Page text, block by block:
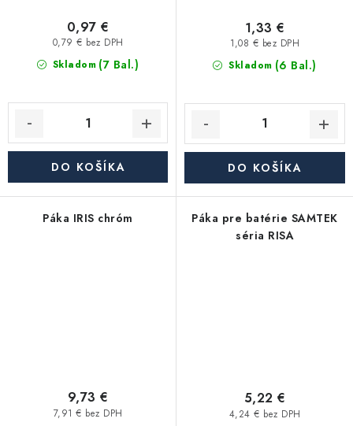
Skladom (7 Bal.)
0,79 € bez DPH
0,97 €
DO KOŠÍKA
Skladom (6 Bal.)
1,08 € bez DPH
1,33 €
DO KOŠÍKA
Páka IRIS chróm
7,91 € bez DPH
9,73 €
Páka pre batérie SAMTEK
séria RISA
4,24 € bez DPH
5,22 €